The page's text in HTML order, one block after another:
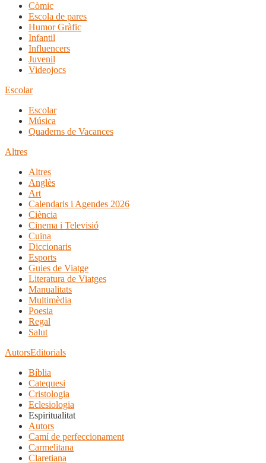
Còmic
Escola de pares
Humor Gràfic
Infantil
Influencers
Juvenil
Videojocs
Escolar
Escolar
Música
Quaderns de Vacances
Altres
Altres
Anglès
Art
Calendaris i Agendes 2026
Ciència
Cinema i Televisió
Cuina
Diccionaris
Esports
Guies de Viatge
Literatura de Viatges
Manualitats
Multimèdia
Poesia
Regal
Salut
AutorsEditorials
Bíblia
Catequesi
Cristologia
Eclesiologia
Espiritualitat
Autors
Camí de perfeccionament
Carmelitana
Claretiana